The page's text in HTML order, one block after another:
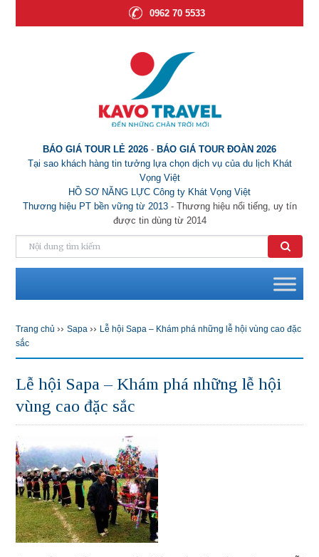
0962 70 5533
BÁO GIÁ TOUR LẺ 2026 - BÁO GIÁ TOUR ĐOÀN 2026
Tại sao khách hàng tin tưởng lựa chọn dịch vụ của du lịch Khát
Vọng Việt
HỒ SƠ NĂNG LỰC Công ty Khát Vọng Việt
Thương hiệu PT bền vững từ 2013- Thương hiệu nổi tiếng, uy tín
được tin dùng từ 2014
Trang chủ ››Sapa ›› Lễ hội Sapa – Khám phá những lễ hội vùng cao đặc
sắc
Lễ hội Sapa – Khám phá những lễ hội
vùng cao đặc sắc